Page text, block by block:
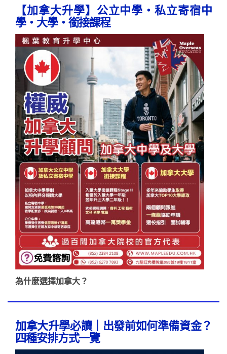
【加拿大升學】公立中學・私立寄宿中
學・大學・銜接課程
為什麼選擇加拿大？
加拿大升學必讀｜出發前如何準備資金？
四種安排方式一覽